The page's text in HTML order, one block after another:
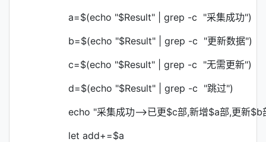
a=$(echo "$Result" | grep -c "采集成功")
b=$(echo "$Result" | grep -c "更新数据")
c=$(echo "$Result" | grep -c "无需更新")
d=$(echo "$Result" | grep -c "跳过")
echo "采集成功-->已更$c部,新增$a部,更新$b
let add+=$a